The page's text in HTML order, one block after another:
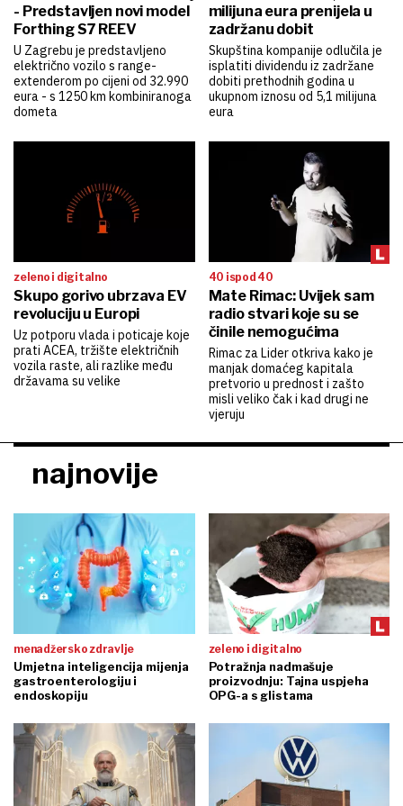
- Predstavljen novi model
Forthing S7 REEV
U Zagrebu je predstavljeno
električno vozilo s range-
extenderom po cijeni od 32.990
eura - s 1250 km kombiniranoga
dometa
milijuna eura prenijela u
zadržanu dobit
Skupština kompanije odlučila je
isplatiti dividendu iz zadržane
dobiti prethodnih godina u
ukupnom iznosu od 5,1 milijuna
eura
zeleno i digitalno
Skupo gorivo ubrzava EV
revoluciju u Europi
Uz potporu vlada i poticaje koje
prati ACEA, tržište električnih
vozila raste, ali razlike među
državama su velike
40 ispod 40
Mate Rimac: Uvijek sam
radio stvari koje su se
činile nemogućima
Rimac za Lider otkriva kako je
manjak domaćeg kapitala
pretvorio u prednost i zašto
misli veliko čak i kad drugi ne
vjeruju
najnovije
menadžersko zdravlje
Umjetna inteligencija mijenja
gastroenterologiju i
endoskopiju
zeleno i digitalno
Potražnja nadmašuje
proizvodnju: Tajna uspjeha
OPG-a s glistama